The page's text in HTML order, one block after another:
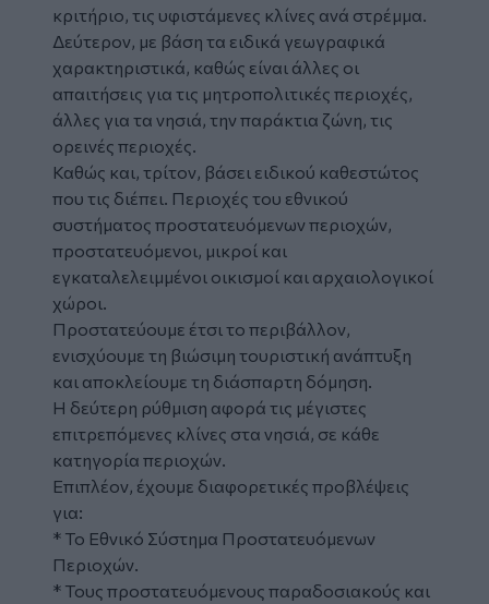
κριτήριο, τις υφιστάμενες κλίνες ανά στρέμμα.
Δεύτερον, με βάση τα ειδικά γεωγραφικά
χαρακτηριστικά, καθώς είναι άλλες οι
απαιτήσεις για τις μητροπολιτικές περιοχές,
άλλες για τα νησιά, την παράκτια ζώνη, τις
ορεινές περιοχές.
Καθώς και, τρίτον, βάσει ειδικού καθεστώτος
που τις διέπει. Περιοχές του εθνικού
συστήματος προστατευόμενων περιοχών,
προστατευόμενοι, μικροί και
εγκαταλελειμμένοι οικισμοί και αρχαιολογικοί
χώροι.
Προστατεύουμε έτσι το περιβάλλον,
ενισχύουμε τη βιώσιμη τουριστική ανάπτυξη
και αποκλείουμε τη διάσπαρτη δόμηση.
Η δεύτερη ρύθμιση αφορά τις μέγιστες
επιτρεπόμενες κλίνες στα νησιά, σε κάθε
κατηγορία περιοχών.
Επιπλέον, έχουμε διαφορετικές προβλέψεις
για:
* Το Εθνικό Σύστημα Προστατευόμενων
Περιοχών.
* Τους προστατευόμενους παραδοσιακούς και